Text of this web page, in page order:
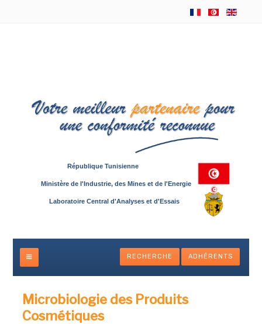
République Tunisienne
Ministère de l'Industrie, des Mines et de l'Energie
Laboratoire Central d'Analyses et d'Essais
RECHERCHE ADHÉRENTS
Microbiologie des Produits
Cosmétiques